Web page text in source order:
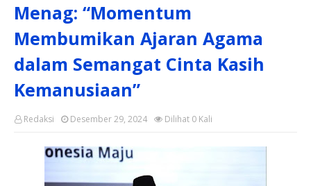
Menag: “Momentum
Membumikan Ajaran Agama
dalam Semangat Cinta Kasih
Kemanusiaan”
Redaksi Dilihat 0 Kali
Desember 29, 2024